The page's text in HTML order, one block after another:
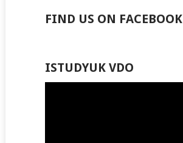
FIND US ON FACEBOOK
ISTUDYUK VDO